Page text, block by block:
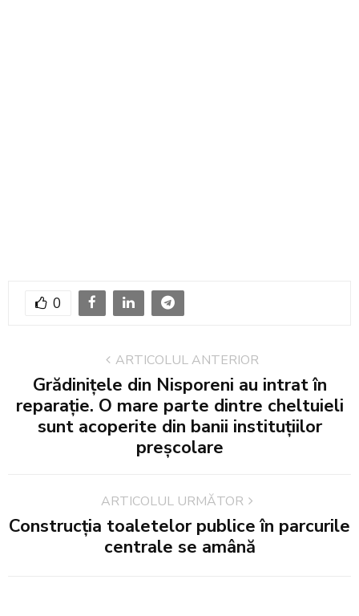
0
ARTICOLUL ANTERIOR
Grădinițele din Nisporeni au intrat în
reparație. O mare parte dintre cheltuieli
sunt acoperite din banii instituțiilor
preşcolare
ARTICOLUL URMĂTOR
Construcția toaletelor publice în parcurile
centrale se amână